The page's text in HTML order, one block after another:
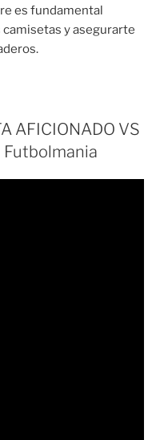
es fundamental
y asegurarte
AFICIONADO VS
Futbolmania